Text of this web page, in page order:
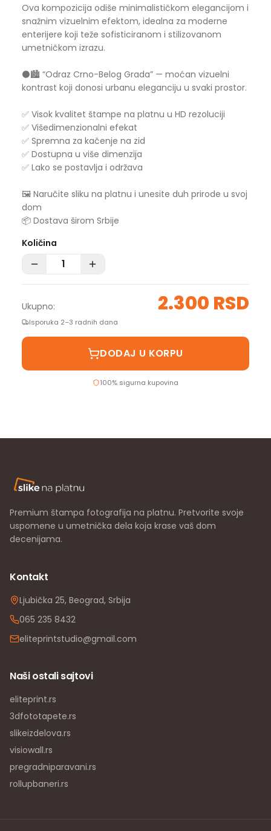
Ova kompozicija odiše minimalističkom elegancijom i
snažnim vizuelnim efektom, idealna za moderne
enterijere koji teže sofisticiranom i stilizovanom
umetničkom izrazu.
⚫🏙️ “Odraz Crno-Belog Grada” — moćan vizuelni
kontrast koji donosi urbanu eleganciju u svaki prostor.
✅ Visok kvalitet štampe na platnu u HD rezoluciji
✅ Višedimenzionalni efekat
✅ Spremna za kačenje na zid
✅ Dostupna u više dimenzija
✅ Lako se postavlja i održava
🖼️ Naručite sliku na platnu i unesite duh prirode u svoj
dom
📦 Dostava širom Srbije
Količina
Ukupno: 2.300 RSD
Isporuka 2–3 radnih dana
DODAJ U KORPU
100% sigurna kupovina
Premium štampa fotografija na platnu. Pretvorite svoje
uspomene u umetnička dela koja krase vaš dom
decenijama.
Kontakt
Ljubička 25, Beograd, Srbija
065 235 8432
eliteprintstudio@gmail.com
Naši ostali sajtovi
eliteprint.rs
3dfototapete.rs
slikeizdelova.rs
visiowall.rs
pregradniparavani.rs
rollupbaneri.rs